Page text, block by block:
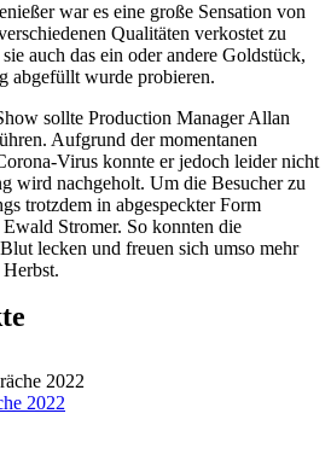
war es eine große Sensation von
Qualitäten verkostet zu
auch das ein oder andere Goldstück,
abgefüllt wurde probieren.
sollte Production Manager Allan
Aufgrund der momentanen
Virus konnte er jedoch leider nicht
wird nachgeholt. Um die Besucher zu
trotzdem in abgespeckter Form
Stromer. So konnten die
lecken und freuen sich umso mehr
2022